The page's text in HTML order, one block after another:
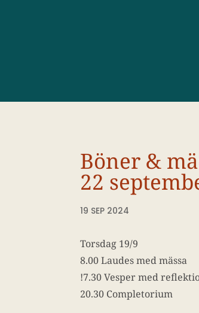
Böner &
22
19 SEP 2024
Torsdag 19/9
8.00 Laudes med mässa
!7.30 Vesper med
20.30 Completorium